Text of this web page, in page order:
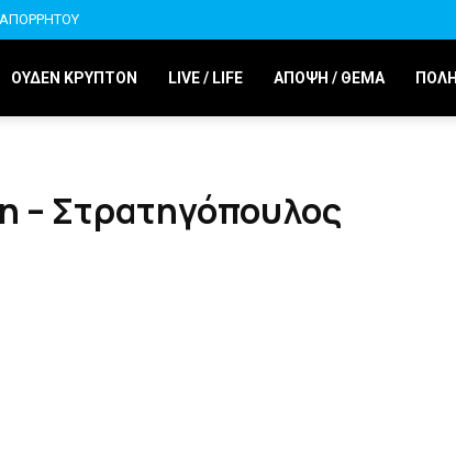
ΟΥΔΕΝ ΚΡΥΠΤΟΝ LIVE / LIFE ΑΠΟΨΗ / ΘΕΜΑ ΠΟΛΗ
– Στρατηγόπουλος